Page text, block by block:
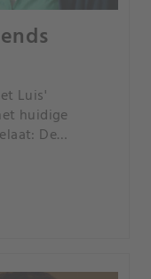
Luis'
huidige
De
vermoord
krijgt veel
van het